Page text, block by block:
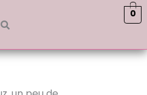
0